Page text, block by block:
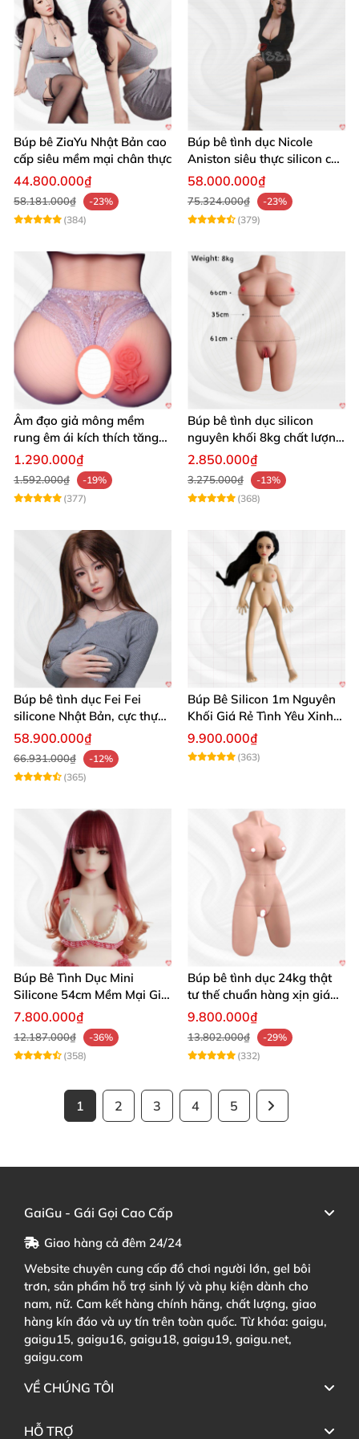
Búp bê ZiaYu Nhật Bản cao
cấp siêu mềm mại chân thực
44.800.000₫
58.181.000₫
-23%
(384)
Búp bê tình dục Nicole
Aniston siêu thực silicon cao
cấp giá tốt
58.000.000₫
75.324.000₫
-23%
(379)
Âm đạo giả mông mềm
rung êm ái kích thích tăng
khoái cảm
1.290.000₫
1.592.000₫
-19%
(377)
Búp bê tình dục silicon
nguyên khối 8kg chất lượng
cao hấp dẫn
2.850.000₫
3.275.000₫
-13%
(368)
Búp bê tình dục Fei Fei
silicone Nhật Bản, cực thực,
giá tốt
58.900.000₫
66.931.000₫
-12%
(365)
Búp Bê Silicon 1m Nguyên
Khối Giá Rẻ Tình Yêu Xinh
Đẹp
9.900.000₫
(363)
Búp Bê Tình Dục Mini
Silicone 54cm Mềm Mại Giá
Tốt Tặng Quà
7.800.000₫
12.187.000₫
-36%
(358)
Búp bê tình dục 24kg thật
tư thế chuẩn hàng xịn giá
tốt
9.800.000₫
13.802.000₫
-29%
(332)
1 2 3 4 5
GaiGu - Gái Gọi Cao Cấp
Giao hàng cả đêm 24/24
Website chuyên cung cấp đồ chơi người lớn, gel bôi
trơn, sản phẩm hỗ trợ sinh lý và phụ kiện dành cho
nam, nữ. Cam kết hàng chính hãng, chất lượng, giao
hàng kín đáo và uy tín trên toàn quốc. Từ khóa: gaigu,
gaigu15, gaigu16, gaigu18, gaigu19, gaigu.net,
gaigu.com
VỀ CHÚNG TÔI
HỖ TRỢ